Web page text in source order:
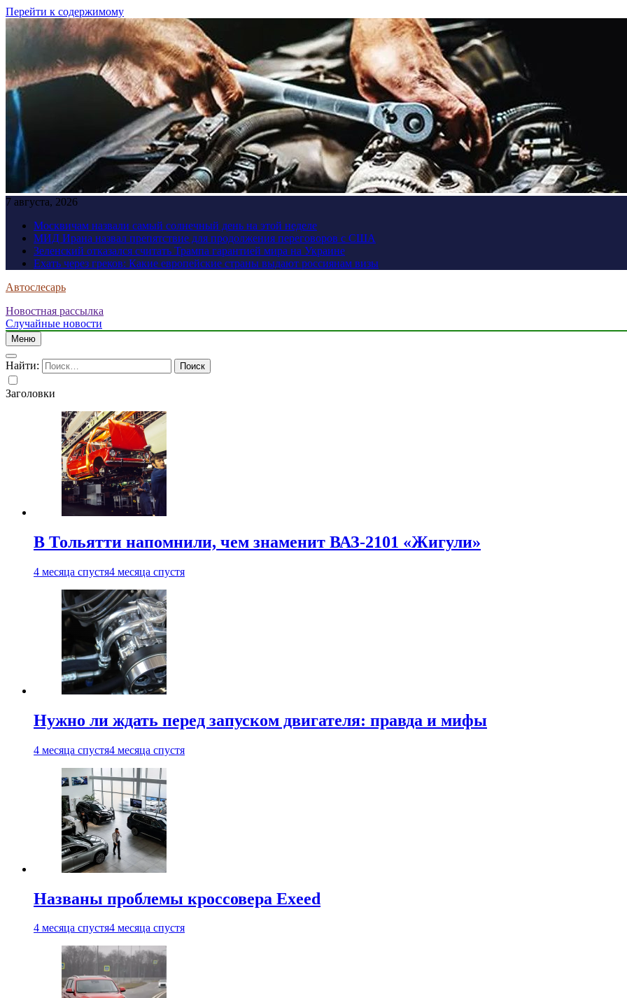
Перейти к содержимому
7 августа, 2026
Москвичам назвали самый солнечный день на этой неделе
МИД Ирана назвал препятствие для продолжения переговоров с США
Зеленский отказался считать Трампа гарантией мира на Украине
Ехать через греков: Какие европейские страны выдают россиянам визы
Автослесарь
Новостная рассылка
Случайные новости
Меню
Найти:
Заголовки
В Тольятти напомнили, чем знаменит ВАЗ-2101 «Жигули»
4 месяца спустя4 месяца спустя
Нужно ли ждать перед запуском двигателя: правда и мифы
4 месяца спустя4 месяца спустя
Названы проблемы кроссовера Exeed
4 месяца спустя4 месяца спустя